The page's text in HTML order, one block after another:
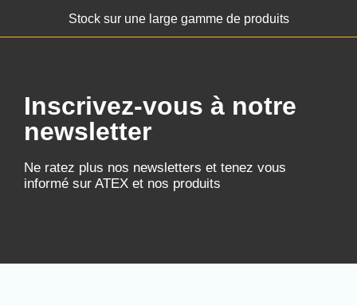
Stock sur une large gamme de produits
Inscrivez-vous à notre
newsletter
Ne ratez plus nos newsletters et tenez vous
informé sur ATEX et nos produits